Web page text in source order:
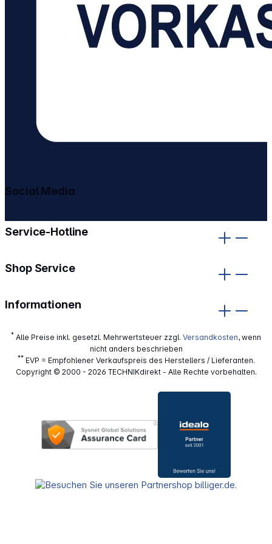
Service-Hotline
Shop Service
Informationen
Social Media
* Alle Preise inkl. gesetzl. Mehrwertsteuer zzgl. Versandkosten, wenn
nicht anders beschrieben
**EVP = Empfohlener Verkaufspreis des Herstellers / Lieferanten.
Copyright © 2000 - 2026 TECHNIKdirekt - Alle Rechte vorbehalten.